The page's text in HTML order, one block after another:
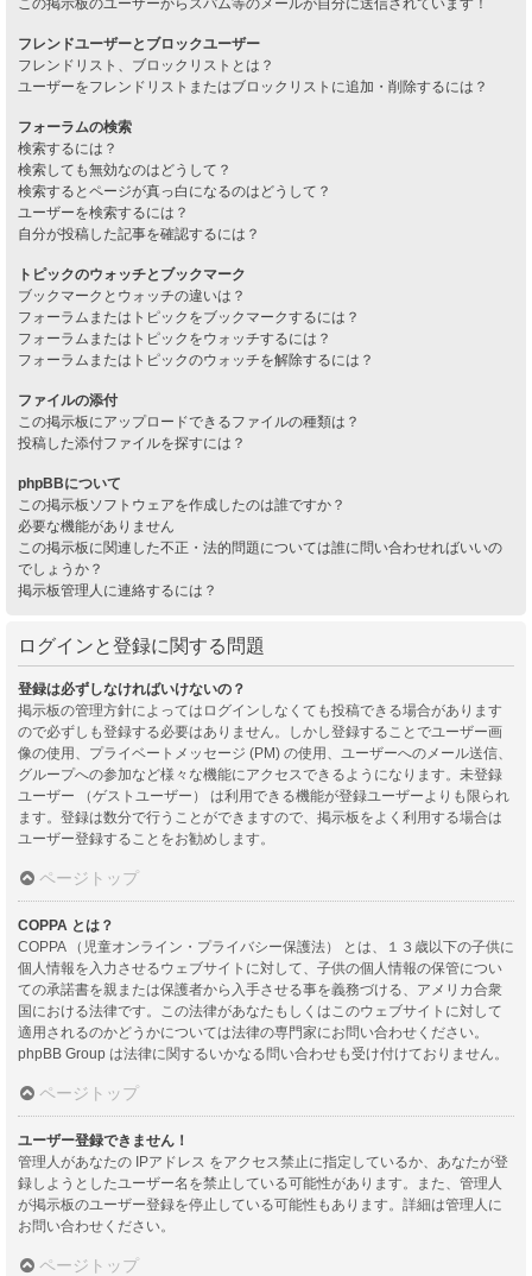
フレンドユーザーとブロックユーザー
フレンドリスト、ブロックリストとは？
ユーザーをフレンドリストまたはブロックリストに追加・削除するには？
フォーラムの検索
検索するには？
検索しても無効なのはどうして？
検索するとページが真っ白になるのはどうして？
ユーザーを検索するには？
自分が投稿した記事を確認するには？
トピックのウォッチとブックマーク
ブックマークとウォッチの違いは？
フォーラムまたはトピックをブックマークするには？
フォーラムまたはトピックをウォッチするには？
フォーラムまたはトピックのウォッチを解除するには？
ファイルの添付
この掲示板にアップロードできるファイルの種類は？
投稿した添付ファイルを探すには？
phpBBについて
この掲示板ソフトウェアを作成したのは誰ですか？
必要な機能がありません
この掲示板に関連した不正・法的問題については誰に問い合わせればいいの
でしょうか？
掲示板管理人に連絡するには？
ログインと登録に関する問題
登録は必ずしなければいけないの？
掲示板の管理方針によってはログインしなくても投稿できる場合があります
ので必ずしも登録する必要はありません。しかし登録することでユーザー画
像の使用、プライベートメッセージ (PM) の使用、ユーザーへのメール送信、
グループへの参加など様々な機能にアクセスできるようになります。未登録
ユーザー （ゲストユーザー） は利用できる機能が登録ユーザーよりも限られ
ます。登録は数分で行うことができますので、掲示板をよく利用する場合は
ユーザー登録することをお勧めします。
ページトップ
COPPA とは？
COPPA （児童オンライン・プライバシー保護法） とは、１３歳以下の子供に
個人情報を入力させるウェブサイトに対して、子供の個人情報の保管につい
ての承諾書を親または保護者から入手させる事を義務づける、アメリカ合衆
国における法律です。この法律があなたもしくはこのウェブサイトに対して
適用されるのかどうかについては法律の専門家にお問い合わせください。
phpBB Group は法律に関するいかなる問い合わせも受け付けておりません。
ページトップ
ユーザー登録できません！
管理人があなたの IPアドレス をアクセス禁止に指定しているか、あなたが登
録しようとしたユーザー名を禁止している可能性があります。また、管理人
が掲示板のユーザー登録を停止している可能性もあります。詳細は管理人に
お問い合わせください。
ページトップ